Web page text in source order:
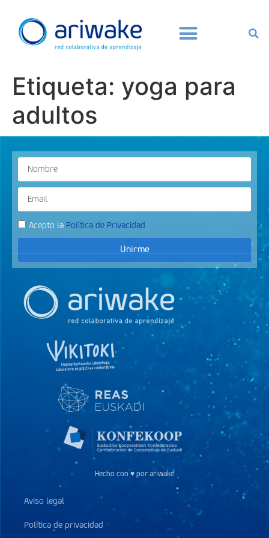
Etiqueta: yoga para
adultos
Acepto la Política de Privacidad
Unirme
Hecho con ♥ por ariwake
Aviso legal
Política de privacidad